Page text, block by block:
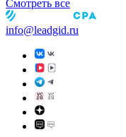
Смотреть все
info@leadgid.ru